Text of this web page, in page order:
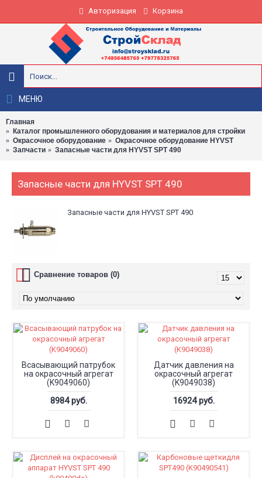
Авторизация Корзина
МЕНЮ
Главная
Каталог промышленного оборудования и материалов для стройки
Окрасочное оборудование
Окрасочное оборудование HYVST
Запчасти
Запасные части для HYVST SPT 490
Запасные части для HYVST SPT 490
Запасные части для HYVST SPT 490
Сравнение товаров (0)
Всасывающий патрубок
на окрасочный агрегат
(K9049060)
8984 руб.
Датчик давления на
окрасочный агрегат
(K9049038)
16924 руб.